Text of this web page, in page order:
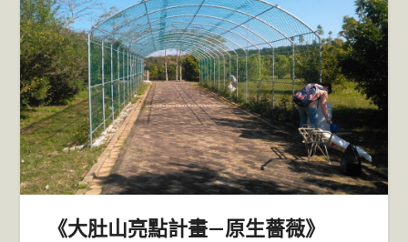
《大肚山亮點計畫—原生薔薇》